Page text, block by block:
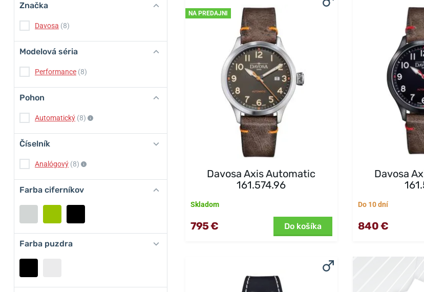
Značka
Davosa (8)
Modelová séria
Performance (8)
Pohon
Automatický (8)
Číselník
Analógový (8)
Farba ciferníkov
Farba puzdra
NA PREDAJNI
Davosa Axis Automatic
161.574.96
Skladom
795 € Do košíka
Davosa
Do 10 dní
840 €